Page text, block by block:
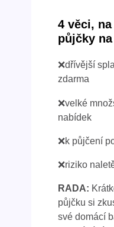
4 věci,
půjčky
❌dřívější
zdarma
❌velké
nabídek
❌k půjčení
❌riziko
RADA:
půjčku si
své domácí